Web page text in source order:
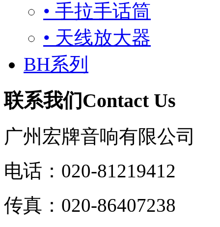
• 手拉手话筒
• 天线放大器
BH系列
联系我们 Contact Us
广州宏牌音响有限公司
电话：020-81219412
传真：020-86407238